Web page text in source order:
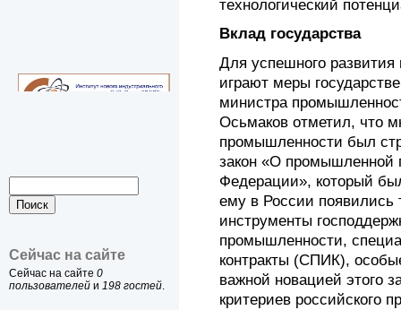
Сейчас на сайте
Сейчас на сайте 0
пользователей и 198 гостей.
технологический
Вклад государства
Для успешного
играют меры
министра
Осьмаков отметил, что
промышленности был
закон «О промышленной
Федерации», который
ему в России появились
инструменты
промышленности,
контракты (СПИК),
важной новацией этого
критериев российского